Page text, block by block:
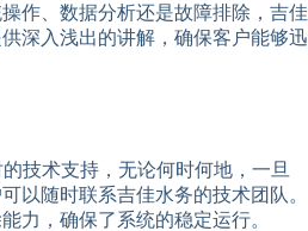
作、数据分析还是故障排除，吉佳
深入浅出的讲解，确保客户能够迅
技术支持，无论何时何地，一旦
以随时联系吉佳水务的技术团队。
力，确保了系统的稳定运行。